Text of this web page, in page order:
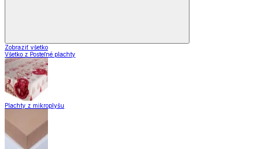
Zobraziť všetko
Všetko z Posteľné plachty
Plachty z mikroplyšu